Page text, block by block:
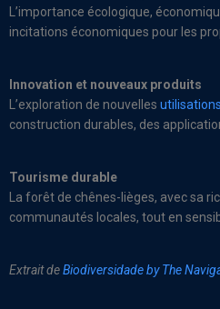
L’importance écologique,
incitations économiques pour les
Innovation et nouveaux produits
L’exploration de nouvelles
construction durables, des
Tourisme durable
La forêt de chênes-lièges, avec sa
communautés locales, tout en
Extrait deBiodiversidade by The